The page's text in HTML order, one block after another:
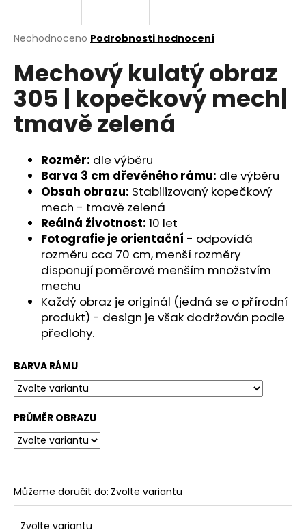
Průměrné
produktu
je
0,0
z
5
hvězdiček.
Neohodnoceno Podrobnosti hodnocení
Mechový kulatý obraz
305 | kopečkový mech|
tmavě zelená
Rozměr: dle výběru
Barva 3 cm dřevěného rámu: dle výběru
Obsah obrazu: Stabilizovaný kopečkový
mech - tmavě zelená
Reálná životnost: 10 let
Fotografie je orientační - odpovídá
rozměru cca 70 cm, menší rozměry
disponují poměrově menším množstvím
mechu
Každý obraz je originál (jedná se o přírodní
produkt) - design je však dodržován podle
předlohy.
BARVA RÁMU
PRŮMĚR OBRAZU
Můžeme doručit do: Zvolte variantu
Zvolte variantu
j
t
?
HLEDAT
m
e